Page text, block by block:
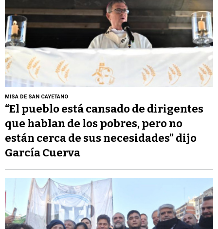
MISA DE SAN CAYETANO
“El pueblo está cansado de dirigentes
que hablan de los pobres, pero no
están cerca de sus necesidades” dijo
García Cuerva